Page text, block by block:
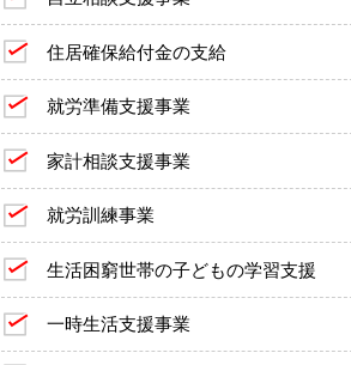
住居確保給付金の支給
就労準備支援事業
家計相談支援事業
就労訓練事業
生活困窮世帯の子どもの学習支援
一時生活支援事業